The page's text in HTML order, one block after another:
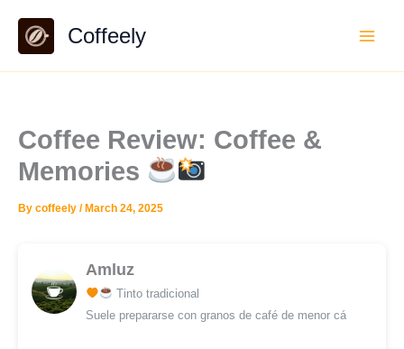
content
Coffeely
Coffee Review: Coffee &
Memories
By coffeely / March 24, 2025
Amluz
Tinto tradicional
Suele prepararse con granos de café de menor cá